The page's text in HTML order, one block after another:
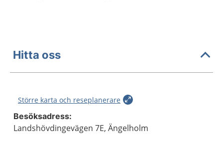
Hitta oss
Större karta och reseplanerare
Besöksadress:
Landshövdingevägen 7E, Ängelholm